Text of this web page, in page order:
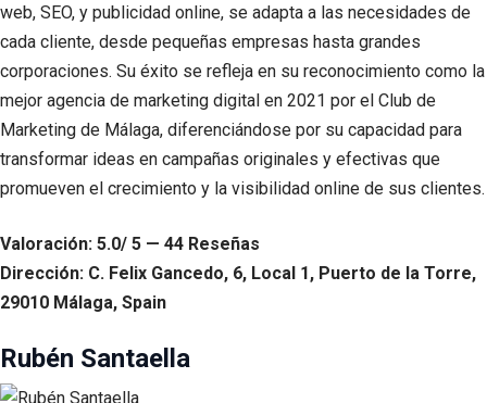
web, SEO, y publicidad online, se adapta a las necesidades de
cada cliente, desde pequeñas empresas hasta grandes
corporaciones. Su éxito se refleja en su reconocimiento como la
mejor agencia de marketing digital en 2021 por el Club de
Marketing de Málaga, diferenciándose por su capacidad para
transformar ideas en campañas originales y efectivas que
promueven el crecimiento y la visibilidad online de sus clientes.
Valoración: 5.0/ 5 — 44 Reseñas
Dirección: C. Felix Gancedo, 6, Local 1, Puerto de la Torre,
29010 Málaga, Spain
Rubén Santaella